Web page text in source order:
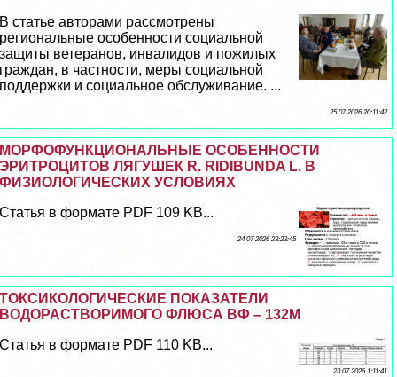
В статье авторами рассмотрены
региональные особенности социальной
защиты ветеранов, инвалидов и пожилых
граждан, в частности, меры социальной
поддержки и социальное обслуживание. ...
25 07 2026 20:11:42
МОРФОФУНКЦИОНАЛЬНЫЕ ОСОБЕННОСТИ
ЭРИТРОЦИТОВ ЛЯГУШЕК R. RIDIBUNDA L. В
ФИЗИОЛОГИЧЕСКИХ УСЛОВИЯХ
Статья в формате PDF 109 KB...
24 07 2026 23:23:45
ТОКСИКОЛОГИЧЕСКИЕ ПОКАЗАТЕЛИ
ВОДОРАСТВОРИМОГО ФЛЮСА ВФ – 132М
Статья в формате PDF 110 KB...
23 07 2026 1:11:41